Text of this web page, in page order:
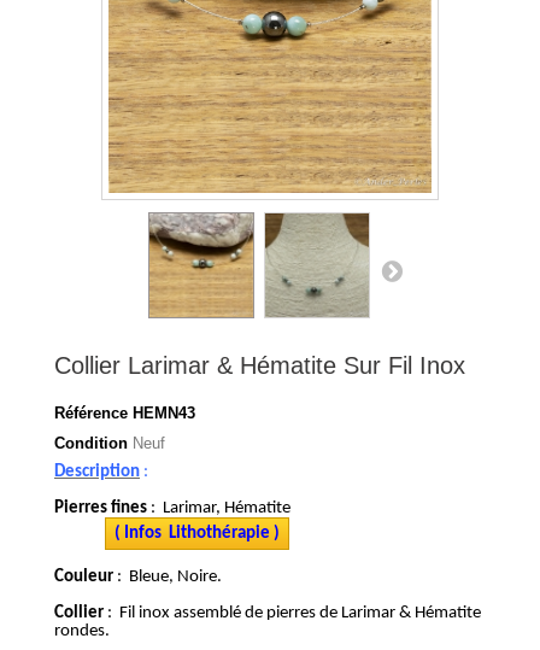
Collier Larimar & Hématite Sur Fil Inox
Référence HEMN43
Condition Neuf
Description :
Pierres fines : Larimar, Hématite
( Infos Lithothérapie )
Couleur : Bleue, Noire.
Collier : Fil inox assemblé de pierres de Larimar & Hématite
rondes.